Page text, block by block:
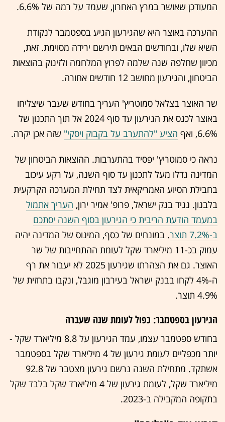
המעודכן שאושר במרץ האחרון, שעמד על רמה של 6.6%.
ההערכה באוצר היא שהגירעון הגיע בספטמבר לנקודת
השיא שלו, ובחודשים הבאים תירשם ירידה מסוימת. זאת,
מכיוון שחלפה שנה שלמה לפרוץ המלחמה ולזינוק בהוצאות
הביטחון, והגירעון מחושב 12 חודשים אחורה.
שר האוצר בצלאל סמוטריץ' העריך בחודש שעבר שיצליחו
באוצר לכנס את הגירעון עד סוף 2024 אל תוך התכנון של
6.6%, ואף
הציע "להתערב על בקבוק ויסקי" שזה אכן יקרה.
נראה כי סמוטריץ' יפסיד בהתערבות. ההוצאות הביטחון של
המדינה גדלו מעל לתכנון עד סוף השנה, על רקע עיכוב
בחבילת הסיוע האמריקאית לצד תחילת המערכה הקרקעית
בלבנון. נגיד בנק ישראל, פרופ' אמיר ירון, העריך אתמול
במעמד הודעת הריבית כי הגירעון בסוף השנה יסתכם
ב-7.2% תוצר
. במונחים של כסף, המינוס של המדינה יהיה
עמוק בכ-11 מיליארד שקל לעומת ההתחייבות של שר
האוצר. גם את הצהרתו שגירעון 2025 לא יעבור את רף
ה-4% לקחו בבנק ישראל בעירבון מוגבל, ונקבו בתחזית של
4.9% תוצר.
הגירעון בספטמבר: כפול לעומת שנה שעברה
בחודש ספטמבר עצמו, עמד הגירעון על 8.8 מיליארד שקל -
יותר מכפליים לעומת גירעון של 4 מיליארד שקל בספטמבר
אשתקד. מתחילת השנה נרשם גירעון מצטבר של 92.8
מיליארד שקל, לעומת גירעון של 4 מיליארד שקל בלבד שקל
בתקופה המקבילה ב-2023.